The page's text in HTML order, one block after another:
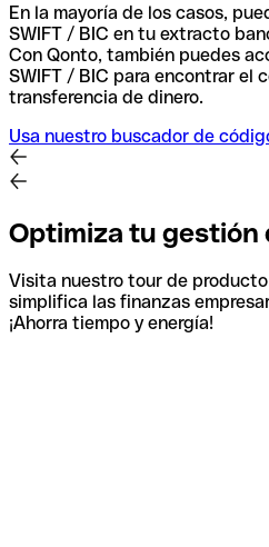
En la mayoría de los casos,
SWIFT / BIC en tu extracto
Con Qonto, también puedes
SWIFT / BIC para encontrar el
transferencia de dinero.
Usa nuestro buscador de
Optimiza tu gestión
Visita nuestro tour de
simplifica las finanzas
¡Ahorra tiempo y energía!